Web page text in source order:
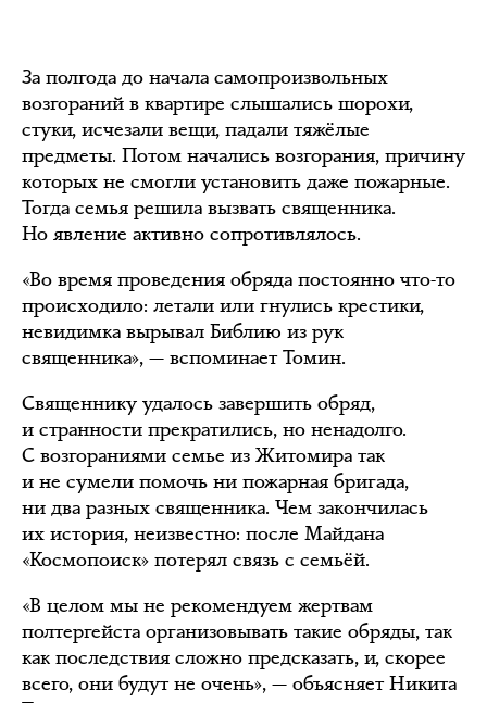
За полгода до начала самопроизвольных
возгораний в квартире слышались шорохи,
стуки, исчезали вещи, падали тяжёлые
предметы. Потом начались возгорания, причину
которых не смогли установить даже пожарные.
Тогда семья решила вызвать священника.
Но явление активно сопротивлялось.
«Во время проведения обряда постоянно что-то
происходило: летали или гнулись крестики,
невидимка вырывал Библию из рук
священника», — вспоминает Томин.
Священнику удалось завершить обряд,
и странности прекратились, но ненадолго.
С возгораниями семье из Житомира так
и не сумели помочь ни пожарная бригада,
ни два разных священника. Чем закончилась
их история, неизвестно: после Майдана
«Космопоиск» потерял связь с семьёй.
«В целом мы не рекомендуем жертвам
полтергейста организовывать такие обряды, так
как последствия сложно предсказать, и, скорее
всего, они будут не очень», — объясняет Никита